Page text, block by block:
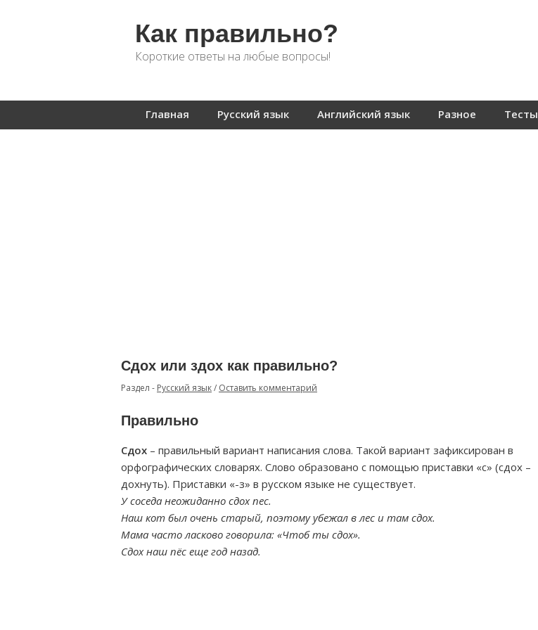
Как правильно?
Короткие ответы на любые вопросы!
Главная Русский язык Английский язык Разное Тесты
Сдох или здох как правильно?
Раздел - Русский язык/ Оставить комментарий
Правильно
Сдох – правильный вариант написания слова. Такой вариант зафиксирован в
орфографических словарях. Слово образовано с помощью приставки «с» (сдох –
дохнуть). Приставки «-з» в русском языке не существует.
У соседа неожиданно сдох пес.
Наш кот был очень старый, поэтому убежал в лес и там сдох.
Мама часто ласково говорила: «Чтоб ты сдох».
Сдох наш пёс еще год назад.